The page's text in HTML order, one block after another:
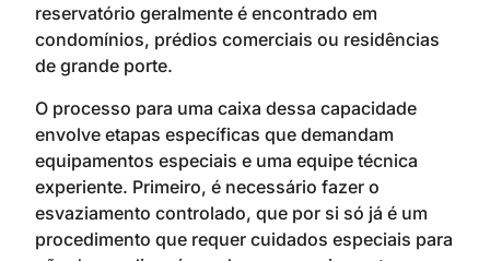
reservatório geralmente é encontrado em
condomínios, prédios comerciais ou residências
de grande porte.
O processo para uma caixa dessa capacidade
envolve etapas específicas que demandam
equipamentos especiais e uma equipe técnica
experiente. Primeiro, é necessário fazer o
esvaziamento controlado, que por si só já é um
procedimento que requer cuidados especiais para